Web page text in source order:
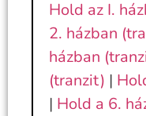
Hold az I.
2. házban
házban
(tranzit) |
| Hold a 6.